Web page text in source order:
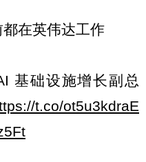
在英伟达工作
基础设施增长副总
t.co/ot5u3kdraE